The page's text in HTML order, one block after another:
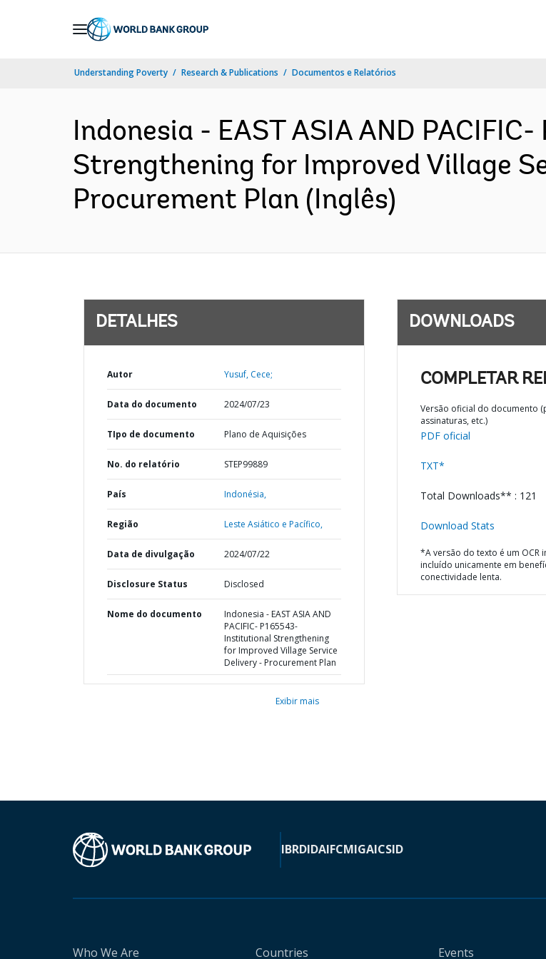
Understanding Poverty Research & Publications Documentos e Relatórios
Indonesia - EAST ASIA AND
Strengthening for Improved Village
Procurement Plan (Inglês)
DETALHES
Autor Yusuf, Cece;
Data do documento 2024/07/23
TIpo de documento Plano de Aquisições
No. do relatório STEP99889
País Indonésia,
Região Leste Asiático e Pacífico,
Data de divulgação 2024/07/22
Disclosure Status Disclosed
Nome do documento
Indonesia - EAST ASIA AND
PACIFIC- P165543-
Institutional Strengthening
for Improved Village Service
Delivery - Procurement Plan
Exibir mais
DOWNLOADS
COMPLETAR
Versão oficial do documento
assinaturas, etc.)
PDF oficial
TXT*
Total Downloads** : 121
Download Stats
*A versão do texto é um OCR
incluído unicamente em
conectividade lenta.
IBRDIDAIFCMIGAICSID
Who We Are Countries Events